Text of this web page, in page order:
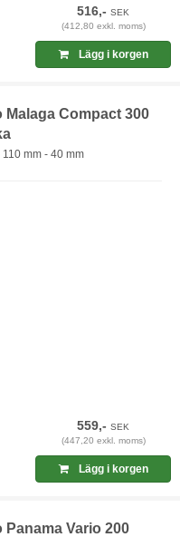
516,-SEK
(412,80 exkl. moms)
Lägg i korgen
Malaga Compact 300
mm - 40 mm
559,-SEK
(447,20 exkl. moms)
Lägg i korgen
Panama Vario 200